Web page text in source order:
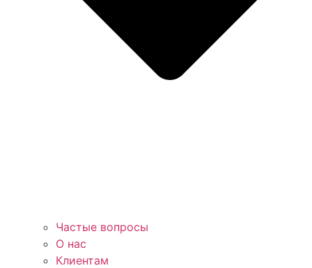
Частые вопросы
О нас
Клиентам